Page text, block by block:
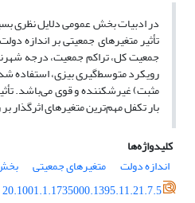
در ادبیات بخش عمومی دلایل نظری
مثبت) غیرشکننده و قوی می‌باشد.
بار تکفل مهم‌ترین متغیرهای
کلیدواژه‌ها
اندازه دولت
متغیرهای جمعیتی
20.1001.1.1735000.1395.11.21.7.5